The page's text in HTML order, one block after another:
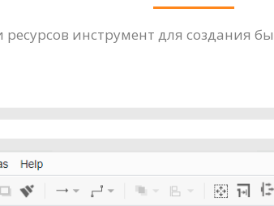
инструмент для создания